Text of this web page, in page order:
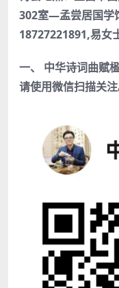
302室—孟尝居国学
18727221891,易女
一、 中华诗词曲赋
请使用微信扫描关注